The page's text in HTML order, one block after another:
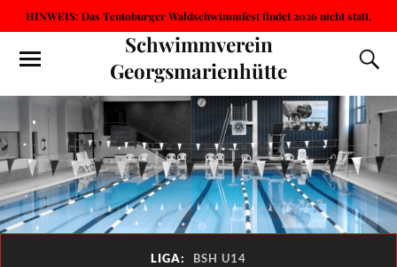
HINWEIS: Das Teutoburger Waldschwimmfest findet 2026 nicht statt.
Schwimmverein
Georgsmarienhütte
LIGA: BSH U14